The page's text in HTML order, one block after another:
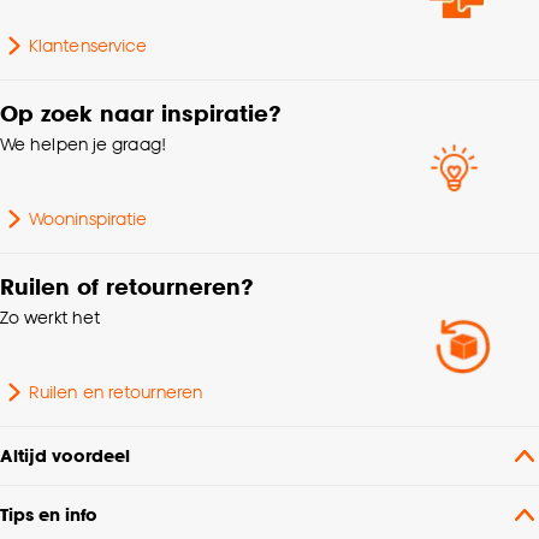
Klantenservice
Op zoek naar inspiratie?
We helpen je graag!
Wooninspiratie
Ruilen of retourneren?
Zo werkt het
Ruilen en retourneren
Altijd voordeel
Tips en info